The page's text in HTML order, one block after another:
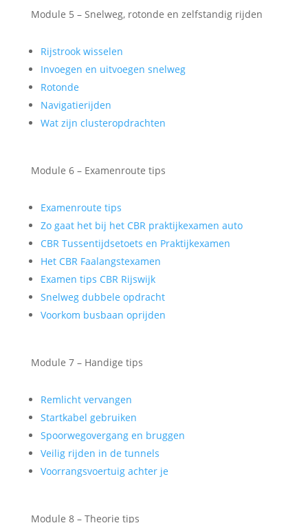
Module 5 – Snelweg, rotonde en zelfstandig rijden
Rijstrook wisselen
Invoegen en uitvoegen snelweg
Rotonde
Navigatierijden
Wat zijn clusteropdrachten
Module 6 – Examenroute tips
Examenroute tips
Zo gaat het bij het CBR praktijkexamen auto
CBR Tussentijdsetoets en Praktijkexamen
Het CBR Faalangstexamen
Examen tips CBR Rijswijk
Snelweg dubbele opdracht
Voorkom busbaan oprijden
Module 7 – Handige tips
Remlicht vervangen
Startkabel gebruiken
Spoorwegovergang en bruggen
Veilig rijden in de tunnels
Voorrangsvoertuig achter je
Module 8 – Theorie tips